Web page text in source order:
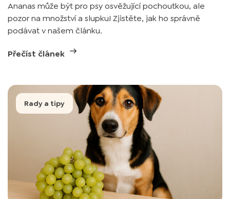
Ananas může být pro psy osvěžující pochoutkou, ale
pozor na množství a slupku! Zjistěte, jak ho správně
podávat v našem článku.
Přečíst článek
Rady a tipy